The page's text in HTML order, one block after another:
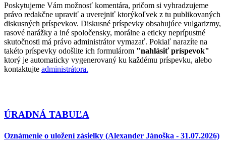
Poskytujeme Vám možnosť komentára, pričom si vyhradzujeme
právo redakčne upraviť a uverejniť ktorýkoľvek z tu publikovaných
diskusných príspevkov. Diskusné príspevky obsahujúce vulgarizmy,
rasové narážky a iné spoločensky, morálne a eticky neprípustné
skutočnosti má právo administrátor vymazať. Pokiaľ narazíte na
takéto príspevky odošlite ich formulárom "nahlásiť príspevok"
ktorý je automaticky vygenerovaný ku každému príspevku, alebo
kontaktujte administrátora.
ÚRADNÁ TABUĽA
Oznámenie o uložení zásielky (Alexander Jánoška - 31.07.2026)